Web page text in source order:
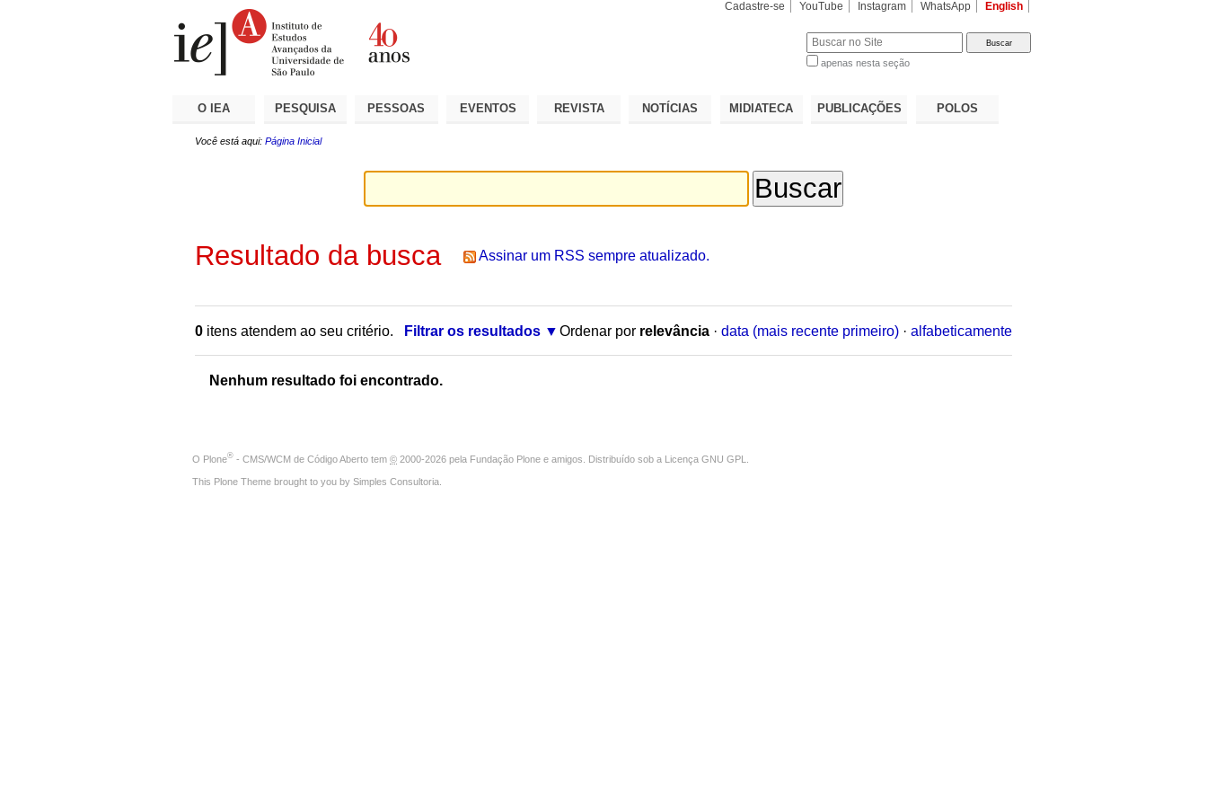
Cadastre-se YouTube Instagram WhatsApp English
apenas nesta seção
O IEA PESQUISA PESSOAS EVENTOS REVISTA NOTÍCIAS MIDIATECA PUBLICAÇÕES POLOS
Você está aqui: Página Inicial
Resultado da busca Assinar um RSS sempre atualizado.
0 itens atendem ao seu critério. Filtrar os resultados Ordenar por relevância · data (mais recente primeiro) · alfabeticamente
Nenhum resultado foi encontrado.
O Plone® - CMS/WCM de Código Aberto tem © 2000-2026 pela Fundação Plone e amigos. Distribuído sob a Licença GNU GPL
This Plone Theme brought to you by Simples Consultoria